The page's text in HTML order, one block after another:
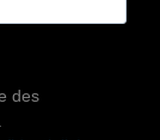
des